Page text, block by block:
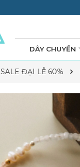
DÂY CHUYỀN
SALE ĐẠI LỄ 60%